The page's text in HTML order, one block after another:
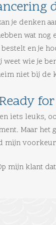
je denken
wat nog
en je
wie je
niet bij
iets leuks,
Maar
mijn
mijn klant